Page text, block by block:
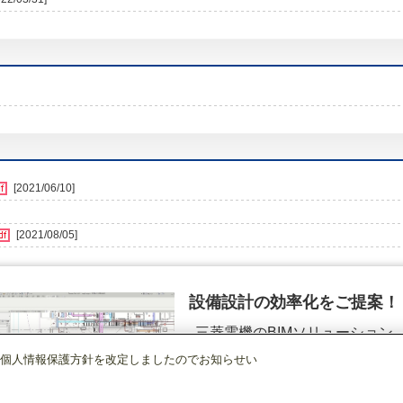
[2021/06/10]
[2021/08/05]
設備設計の効率化をご提案！
三菱電機のBIMソリューション
（空調.換気.照明）
人情報保護方針を改定しましたのでお知らせい